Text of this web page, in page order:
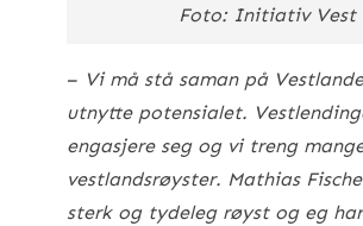
Foto: Initiativ Vest
– Vi må stå saman på
utnytte potensialet.
engasjere seg og vi treng
vestlandsrøyster. Mathias
sterk og tydeleg røyst og eg